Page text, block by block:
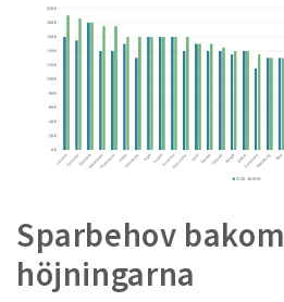
Sparbehov bakom
höjningarna